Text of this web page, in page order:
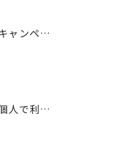
バッグ買取のキャンペーンで奈良県橿原市でお得に売るための条件と注意点徹底ガイド
商品券買取を個人で利用する際の奈良県橿原市で知っておきたい高換金ポイント